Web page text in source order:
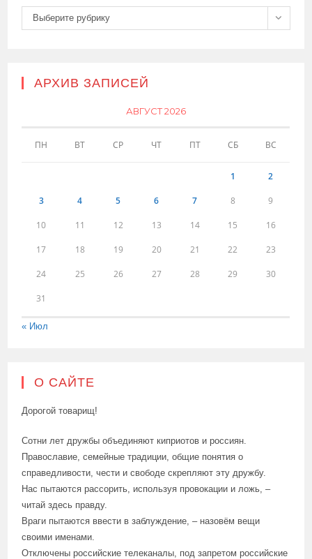
Рубрики
Выберите рубрику
АРХИВ ЗАПИСЕЙ
АВГУСТ 2026
ПН ВТ СР ЧТ ПТ СБ ВС
1 2
3 4 5 6 7 8 9
10 11 12 13 14 15 16
17 18 19 20 21 22 23
24 25 26 27 28 29 30
31
« Июл
О САЙТЕ
Дорогой товарищ!
Сотни лет дружбы объединяют киприотов и россиян.
Православие, семейные традиции, общие понятия о
справедливости, чести и свободе скрепляют эту дружбу.
Нас пытаются рассорить, используя провокации и ложь, –
читай здесь правду.
Враги пытаются ввести в заблуждение, – назовём вещи
своими именами.
Отключены российские телеканалы, под запретом российские